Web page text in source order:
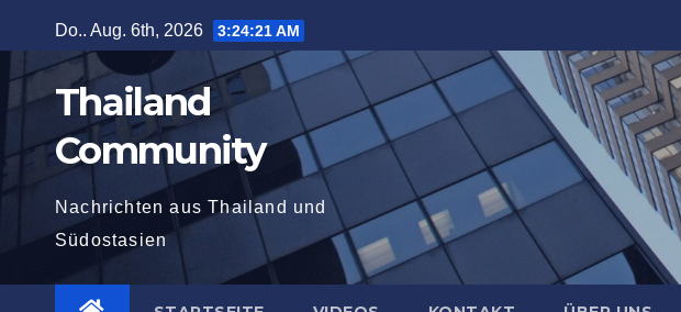
Inhalt
springen
Do.. Aug. 6th, 2026 3:24:23 AM
Thailand
Community
Nachrichten aus Thailand und
Südostasien